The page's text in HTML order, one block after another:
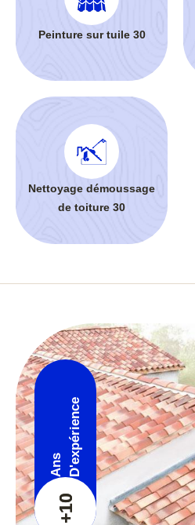
Peinture sur tuile 30
Nettoyage démoussage
de toiture 30
+10
Ans D'expérience